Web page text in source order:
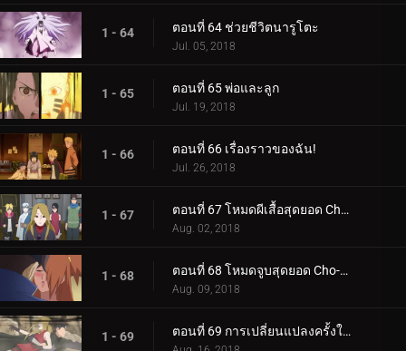
1 - 64 ตอนที่ 64 ช่วยชีวิตนารูโตะ
Jul. 05, 2018
1 - 65 ตอนที่ 65 พ่อและลูก
Jul. 19, 2018
1 - 66 ตอนที่ 66 เรื่องราวของฉัน!
Jul. 26, 2018
1 - 67 ตอนที่ 67 โหมดผีเสื้อสุดยอด Cho-Cho!
Aug. 02, 2018
1 - 68 ตอนที่ 68 โหมดจูบสุดยอด Cho-Cho!
Aug. 09, 2018
1 - 69 ตอนที่ 69 การเปลี่ยนแปลงครั้งใหญ่ของความรัก Cho-Cho!